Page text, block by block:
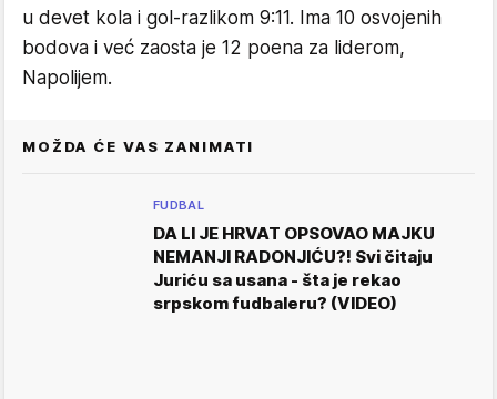
u devet kola i gol-razlikom 9:11. Ima 10 osvojenih
bodova i već zaosta je 12 poena za liderom,
Napolijem.
MOŽDA ĆE VAS ZANIMATI
FUDBAL
DA LI JE HRVAT OPSOVAO MAJKU
NEMANJI RADONJIĆU?! Svi čitaju
Juriću sa usana - šta je rekao
srpskom fudbaleru? (VIDEO)